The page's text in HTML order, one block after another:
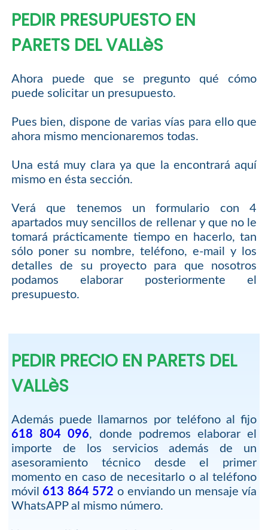
PEDIR PRESUPUESTO EN
PARETS DEL VALLèS
Ahora puede que se pregunto qué cómo
puede solicitar un presupuesto.
Pues bien, dispone de varias vías para ello que
ahora mismo mencionaremos todas.
Una está muy clara ya que la encontrará aquí
mismo en ésta sección.
Verá que tenemos un formulario con 4
apartados muy sencillos de rellenar y que no le
tomará prácticamente tiempo en hacerlo, tan
sólo poner su nombre, teléfono, e-mail y los
detalles de su proyecto para que nosotros
podamos elaborar posteriormente el
presupuesto.
PEDIR PRECIO EN PARETS DEL
VALLèS
Además puede llamarnos por teléfono al fijo
618 804 096, donde podremos elaborar el
importe de los servicios además de un
asesoramiento técnico desde el primer
momento en caso de necesitarlo o al teléfono
móvil613 864 572 o enviando un mensaje vía
WhatsAPP al mismo número.